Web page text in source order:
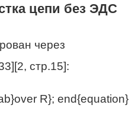
цепи без ЭДС
через
стр.15]:
R}; end{equation}